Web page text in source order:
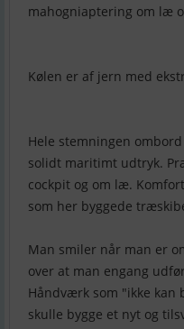
mahogniaptering om læ
Kølen er af jern med
Hele stemningen
solidt maritimt udtryk.
cockpit og om læ.
som her byggede
Man smiler når man er
over at man engang
Håndværk som "ikke kan
skulle bygge et nyt og